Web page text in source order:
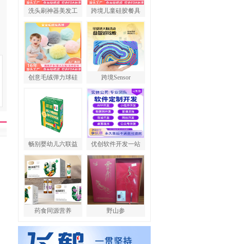
洗头刷神器美发工 跨境儿童硅胶餐具
创意毛绒弹力球硅 跨境Sensor
畅别婴幼儿六联益 优创软件开发一站
药食同源营养 野山参